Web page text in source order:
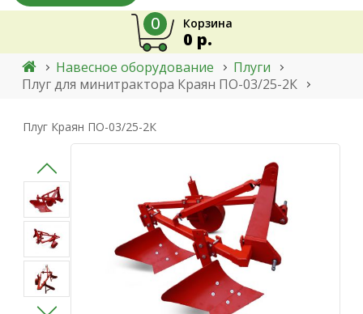
Корзина
0
0 р.
Навесное оборудование
Плуги
Плуг для минитрактора Краян ПО-03/25-2К
Плуг Краян ПО-03/25-2К